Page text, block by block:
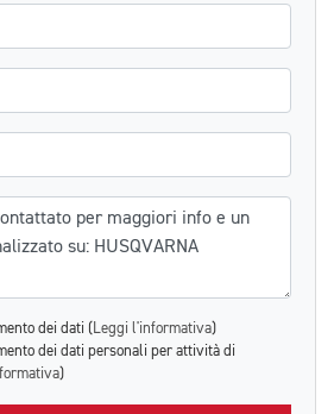
dei dati ( Leggi l'informativa)
dei dati personali per attività di
)